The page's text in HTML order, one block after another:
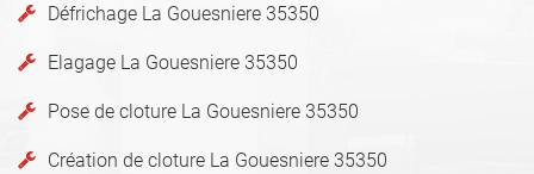
Défrichage La Gouesniere 35350
Elagage La Gouesniere 35350
Pose de cloture La Gouesniere 35350
Création de cloture La Gouesniere 35350